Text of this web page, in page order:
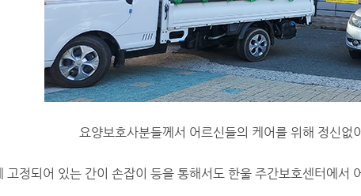
요양보호사분들께서 어르신들의 케어를 위해 정신
고정되어 있는 간이 손잡이 등을 통해서도 한울 주간보호센터에